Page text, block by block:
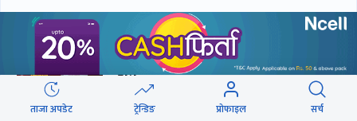
‘कामचलाउ’ नेतृत्वले थलियो स्वास्थ्य
क्षेत्र
ताजा अपडेट ट्रेन्डिङ प्रोफाइल सर्च